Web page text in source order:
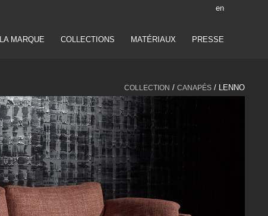
en
LA MARQUE COLLECTIONS MATÉRIAUX PRESSE
COLLECTION / CANAPÉS/ LENNO